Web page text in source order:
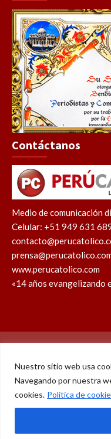
Nuestro sitio web usa
Navegando por nuestra
cookies. Política de
Contáctanos
Medio de comunicación
Celular: +51 949 631
www.perucatolico.com
«14 años evangelizando
© Derechos